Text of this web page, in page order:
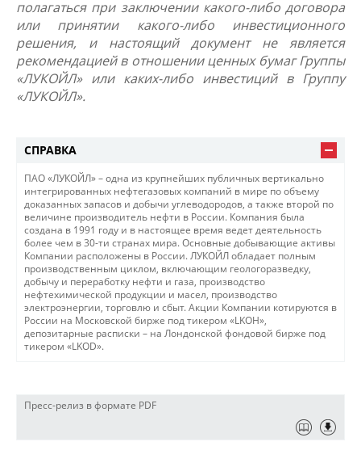
полагаться при заключении какого-либо договора
или принятии какого-либо инвестиционного
решения, и настоящий документ не является
рекомендацией в отношении ценных бумаг Группы
«ЛУКОЙЛ» или каких-либо инвестиций в Группу
«ЛУКОЙЛ».​
СПРАВКА
ПАО «ЛУКОЙЛ» – одна из крупнейших публичных вертикально
интегрированных нефтегазовых компаний в мире по объему
доказанных запасов и добычи углеводородов, а также второй по
величине производитель нефти в России. Компания была
создана в 1991 году и в настоящее время ведет деятельность
более чем в 30-ти странах мира. Основные добывающие активы
Компании расположены в России. ЛУКОЙЛ обладает полным
производственным циклом, включающим геологоразведку,
добычу и переработку нефти и газа, производство
нефтехимической продукции и масел, производство
электроэнергии, торговлю и сбыт. Акции Компании котируются в
России на Московской бирже под тикером «LKOН»,
депозитарные расписки – на Лондонской фондовой бирже под
тикером «LKOD».
Пресс-релиз в формате PDF